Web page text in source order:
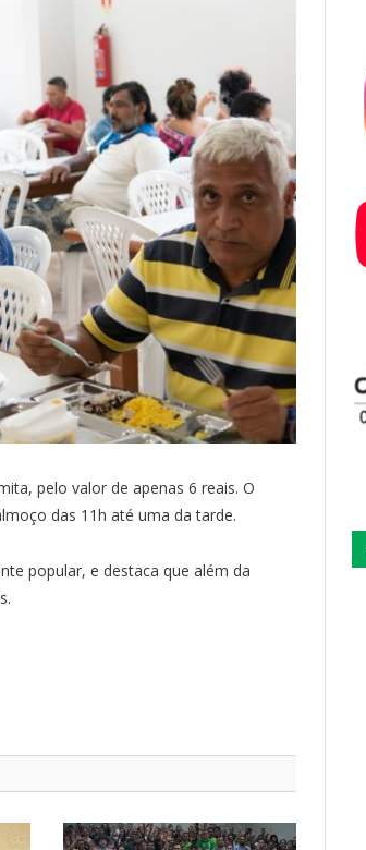
pelo valor de apenas 6 reais. O
das 11h até uma da tarde.
popular, e destaca que além da